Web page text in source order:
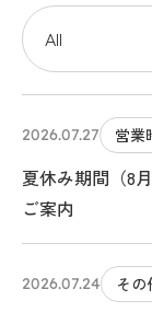
2026.07.27 営業
夏休み期間（8
ご案内
2026.07.24 その